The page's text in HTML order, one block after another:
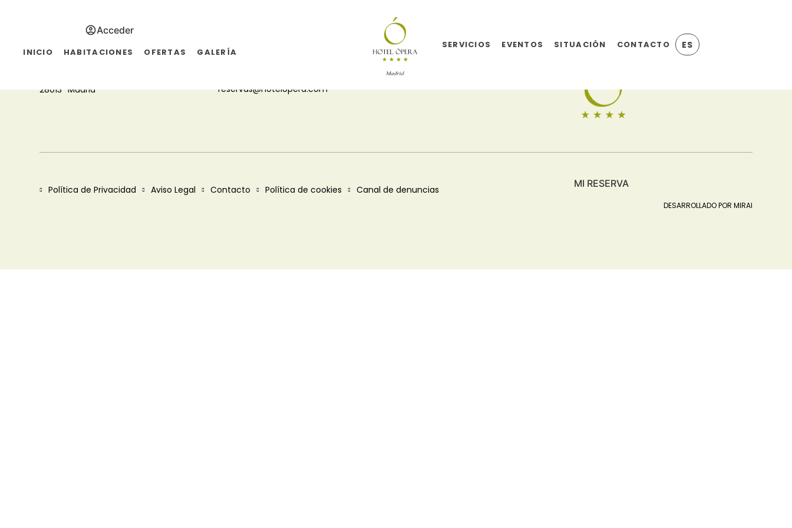
Acceder
INICIO HABITACIONES OFERTAS GALERÍA
SERVICIOS EVENTOS SITUACIÓN CONTACTO ES
DIRECCIÓN
28013 Madrid reservas@hotelopera.com
SÍGUENOS HOTEL ÓPERA MADRID
Política de Privacidad Aviso Legal Contacto Política de cookies Canal de denuncias
MI RESERVA
DESARROLLADO POR MIRAI